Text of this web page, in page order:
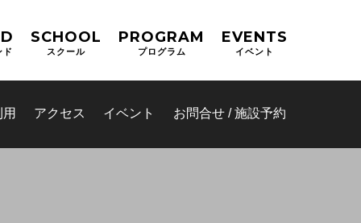
ド
SCHOOL
スクール
PROGRAM
プログラム
EVENTS
イベント
アクセス イベント お問合せ / 施設予約